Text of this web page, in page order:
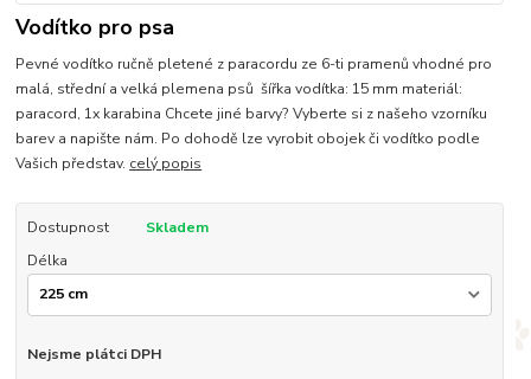
Vodítko pro psa
Pevné vodítko ručně pletené z paracordu ze 6-ti pramenů vhodné pro
malá, střední a velká plemena psů šířka vodítka: 15 mm materiál:
paracord, 1x karabina Chcete jiné barvy? Vyberte si z našeho vzorníku
barev a napište nám. Po dohodě lze vyrobit obojek či vodítko podle
Vašich představ. celý popis
Dostupnost
Skladem
Délka
Nejsme plátci DPH